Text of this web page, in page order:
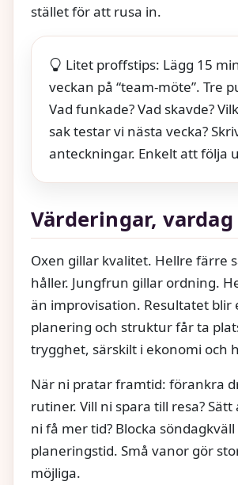
stället för att rusa in.
Litet proffstips: Lägg 15
veckan på “team-möte”. Tre
Vad funkade? Vad skavde?
sak testar vi nästa vecka?
anteckningar. Enkelt att följa
Värderingar,
Oxen gillar kvalitet. Hellre färre
håller. Jungfrun gillar ordning.
än improvisation. Resultatet blir
planering och struktur får ta
trygghet, särskilt i ekonomi och
När ni pratar framtid: förankra
rutiner. Vill ni spara till resa? Sätt
ni få mer tid? Blocka söndagkväll
planeringstid. Små vanor gör
möjliga.